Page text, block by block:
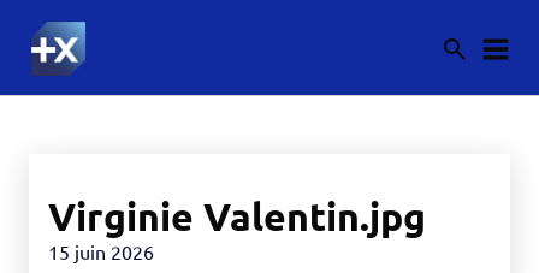
Virginie Valentin.jpg
15 juin 2026